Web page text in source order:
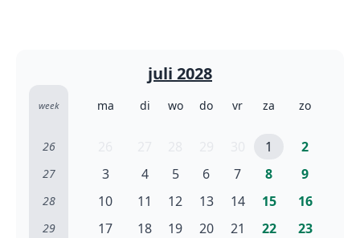
juli 2028
week ma di wo do vr za zo
26 1 2
27 3 4 5 6 7 8 9
28 10 11 12 13 14 15 16
29 17 18 19 20 21 22 23